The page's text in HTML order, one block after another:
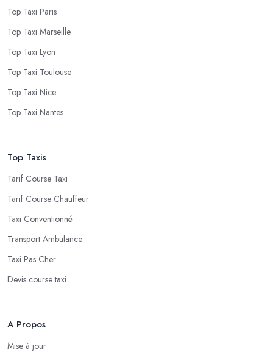
Top Taxi Paris
Top Taxi Marseille
Top Taxi Lyon
Top Taxi Toulouse
Top Taxi Nice
Top Taxi Nantes
Top Taxis
Tarif Course Taxi
Tarif Course Chauffeur
Taxi Conventionné
Transport Ambulance
Taxi Pas Cher
Devis course taxi
A Propos
Mise à jour